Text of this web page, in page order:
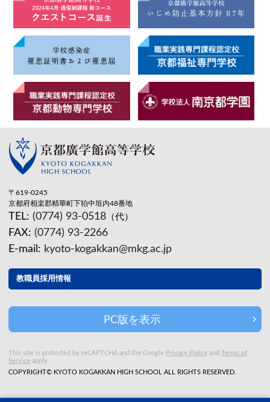
〒619-0245
京都府相楽郡精華町下狛中垣内48番地
TEL: (0774) 93-0518 （代）
FAX: (0774) 93-2266
E-mail: kyoto-kogakkan@mkg.ac.jp
教職員採用情報
PC版を表示
This site is protected by reCAPTCHA and the Google Privacy Policy and Terms of
Service apply.
COPYRIGHT© KYOTO KOGAKKAN HIGH SCHOOL ALL RIGHTS RESERVED.